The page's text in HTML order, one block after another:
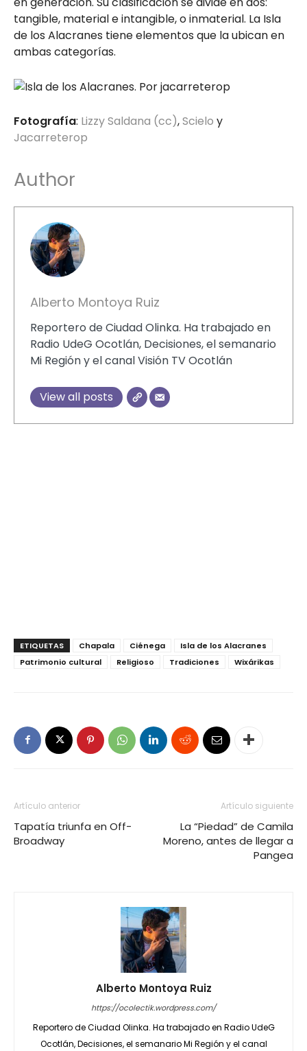
tangible, material e intangible, o inmaterial. La Isla
de los Alacranes tiene elementos que la ubican en
ambas categorías.
Fotografía: Lizzy Saldana (cc),Scielo y
Jacarreterop
Author
Alberto Montoya Ruiz
Reportero de Ciudad Olinka. Ha trabajado en
Radio UdeG Ocotlán, Decisiones, el semanario
Mi Región y el canal Visión TV Ocotlán
View all posts
ETIQUETAS Chapala Ciénega
Isla de los Alacranes
Patrimonio cultural
Religioso Tradiciones Wixárikas
Artículo anterior
Tapatía triunfa en Off-
Broadway
Artículo siguiente
La “Piedad” de Camila
Moreno, antes de llegar a
Pangea
Alberto Montoya Ruiz
https://ocolectik.wordpress.com/
Reportero de Ciudad Olinka. Ha trabajado en Radio UdeG
Ocotlán, Decisiones, el semanario Mi Región y el canal